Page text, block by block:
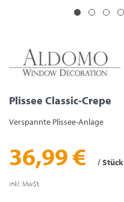
Plissee Classic-Crepe
Verspannte Plissee-Anlage
36,99 € / Stück
inkl. MwSt.